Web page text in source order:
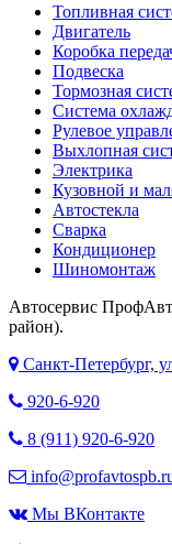
Топливная
Двигатель
Коробка
Подвеска
Тормозная
Система
Рулевое
Выхлопная
Электрика
Кузовной и
Автостекла
Сварка
Кондиционер
Шиномонтаж
Автосервис
район).
Санкт-Петербург,
920-6-920
8 (911) 920-6-920
Мы ВКонтакте